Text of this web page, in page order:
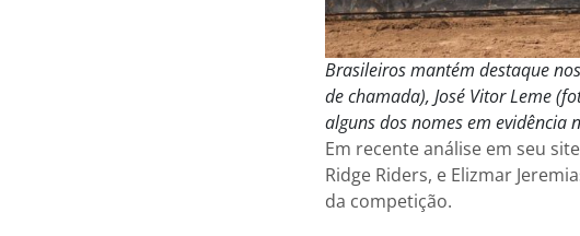
Brasileiros mantém destaque
de chamada), José Vitor Leme
alguns dos nomesem evidência
Em recente análise em seu
Ridge Riders, e Elizmar
da competição.